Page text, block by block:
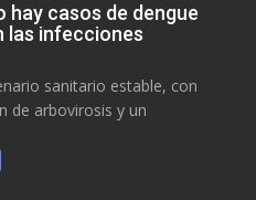
hay casos de dengue
las infecciones
sanitario estable, con
de arbovirosis y un